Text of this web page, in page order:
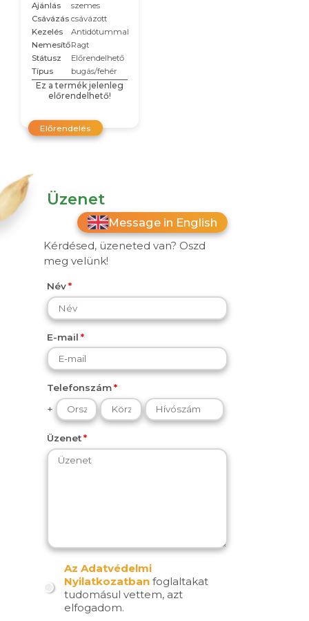
Ajánlás
szemes
Csávázás csávázott
Kezelés
Antidótummal
NemesítőRagt
Státusz
Előrendelhető
Típus
bugás/fehér
Ez a termék jelenleg
előrendelhető!
Előrendelés
Üzenet
Message in English
Kérdésed, üzeneted van? Oszd
meg velünk!
Név
E-mail
Telefonszám
+
Üzenet
Az Adatvédelmi
Nyilatkozatban foglaltakat
tudomásul vettem, azt
elfogadom.